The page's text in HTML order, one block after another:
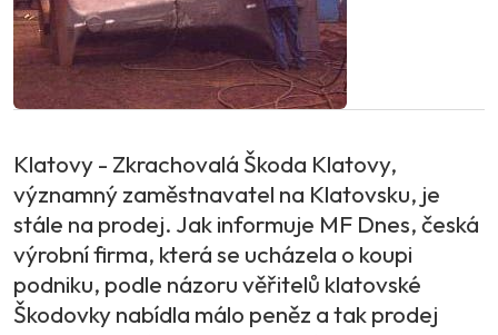
Klatovy - Zkrachovalá Škoda Klatovy,
významný zaměstnavatel na Klatovsku, je
stále na prodej. Jak informuje MF Dnes, česká
výrobní firma, která se ucházela o koupi
podniku, podle názoru věřitelů klatovské
Škodovky nabídla málo peněz a tak prodej